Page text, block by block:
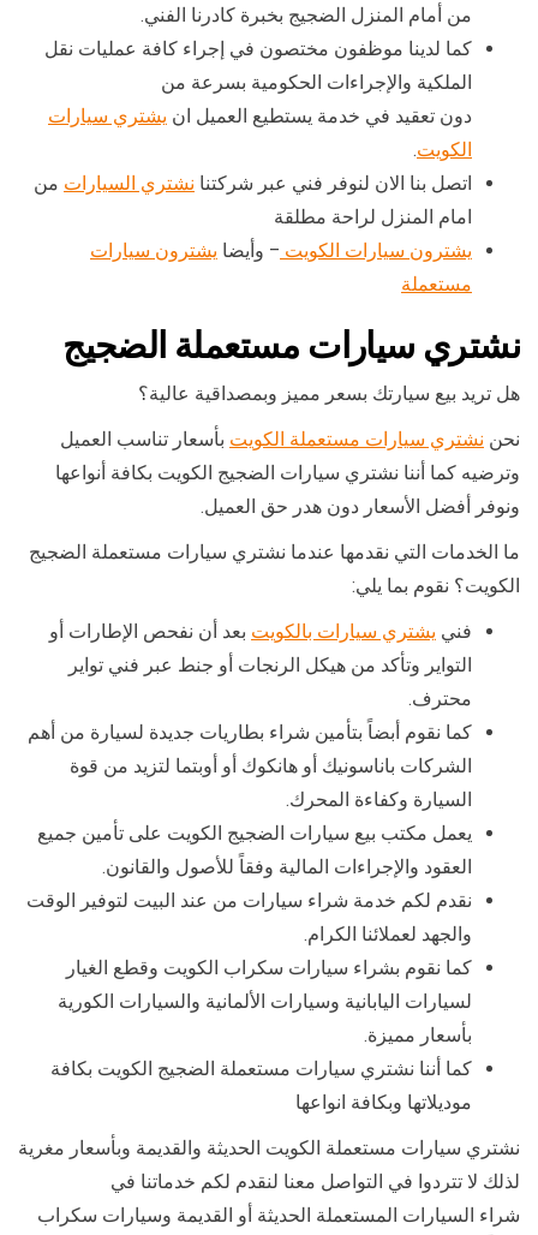
من أمام المنزل الضجيج بخبرة كادرنا الفني.
كما لدينا موظفون مختصون في إجراء كافة عمليات نقل
الملكية والإجراءات الحكومية بسرعة من
دون تعقيد في خدمة يستطيع العميل ان يشتري سيارات
الكويت.
اتصل بنا الان لنوفر فني عبر شركتنا نشتري السيارات من
امام المنزل لراحة مطلقة
يشترون سيارات الكويت – وأيضا يشترون سيارات
مستعملة
نشتري سيارات مستعملة الضجيج
هل تريد بيع سيارتك بسعر مميز وبمصداقية عالية؟
نحن نشتري سيارات مستعملة الكويت بأسعار تناسب العميل
وترضيه كما أننا نشتري سيارات الضجيج الكويت بكافة أنواعها
ونوفر أفضل الأسعار دون هدر حق العميل.
ما الخدمات التي نقدمها عندما نشتري سيارات مستعملة الضجيج
الكويت؟ نقوم بما يلي:
فني يشتري سيارات بالكويت بعد أن نفحص الإطارات أو
التواير وتأكد من هيكل الرنجات أو جنط عبر فني تواير
محترف.
كما نقوم أبضاً بتأمين شراء بطاريات جديدة لسيارة من أهم
الشركات باناسونيك أو هانكوك أو أوبتما لتزيد من قوة
السيارة وكفاءة المحرك.
يعمل مكتب بيع سيارات الضجيج الكويت على تأمين جميع
العقود والإجراءات المالية وفقاً للأصول والقانون.
نقدم لكم خدمة شراء سيارات من عند البيت لتوفير الوقت
والجهد لعملائنا الكرام.
كما نقوم بشراء سيارات سكراب الكويت وقطع الغيار
لسيارات اليابانية وسيارات الألمانية والسيارات الكورية
بأسعار مميزة.
كما أننا نشتري سيارات مستعملة الضجيج الكويت بكافة
موديلاتها وبكافة انواعها
نشتري سيارات مستعملة الكويت الحديثة والقديمة وبأسعار مغرية
لذلك لا تتردوا في التواصل معنا لنقدم لكم خدماتنا في
شراء السيارات المستعملة الحديثة أو القديمة وسيارات سكراب